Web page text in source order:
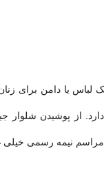
لباس یا دامن برای
دارد. از پوشیدن
مراسم نیمه رسمی